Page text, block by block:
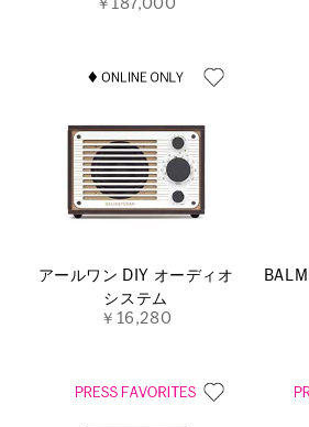
￥187,000
アールワン DIY オーディオ
システム
￥16,280